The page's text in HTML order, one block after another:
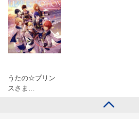
うたの☆プリン
スさま…